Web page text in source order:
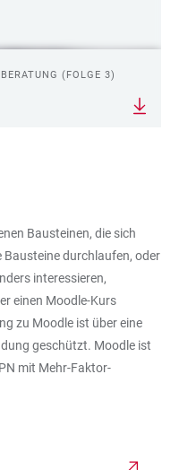
(FOLGE 3)
Bausteinen, die sich
Bausteine durchlaufen, oder
interessieren,
einen Moodle-Kurs
zu Moodle ist über eine
geschützt. Moodle ist
mit Mehr-Faktor-